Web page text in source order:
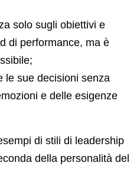
solo sugli obiettivi e
di performance, ma è
le sue decisioni senza
e delle esigenze
di stili di leadership
della personalità del